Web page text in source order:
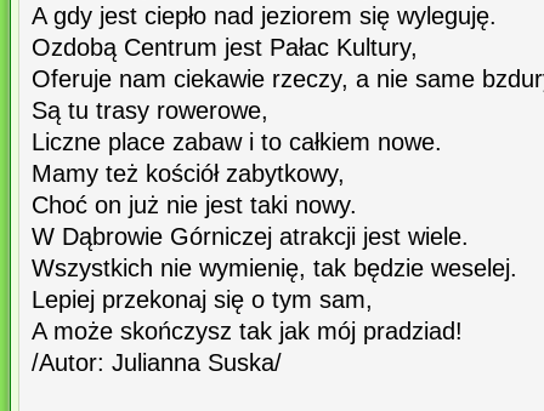
A gdy jest ciepło nad jeziorem się wyleguję.
Ozdobą Centrum jest Pałac Kultury,
Oferuje nam ciekawie rzeczy, a nie same
Są tu trasy rowerowe,
Liczne place zabaw i to całkiem nowe.
Mamy też kościół zabytkowy,
Choć on już nie jest taki nowy.
W Dąbrowie Górniczej atrakcji jest wiele.
Wszystkich nie wymienię, tak będzie weselej.
Lepiej przekonaj się o tym sam,
A może skończysz tak jak mój pradziad!
/Autor: Julianna Suska/